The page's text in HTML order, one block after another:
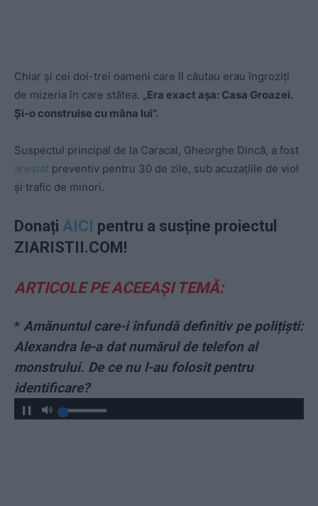
Chiar și cei doi-trei oameni care îl căutau erau îngroziți
de mizeria în care stătea. „Era exact așa: Casa Groazei.
Și-o construise cu mâna lui”.
Suspectul principal de la Caracal, Gheorghe Dincă, a fost
arestat preventiv pentru 30 de zile, sub acuzațiile de viol
și trafic de minori.
Donați AICI pentru a susține proiectul
ZIARISTII.COM!
ARTICOLE PE ACEEAȘI TEMĂ:
* Amănuntul care-i înfundă definitiv pe polițiști:
Alexandra le-a dat numărul de telefon al
monstrului. De ce nu l-au folosit pentru
identificare?